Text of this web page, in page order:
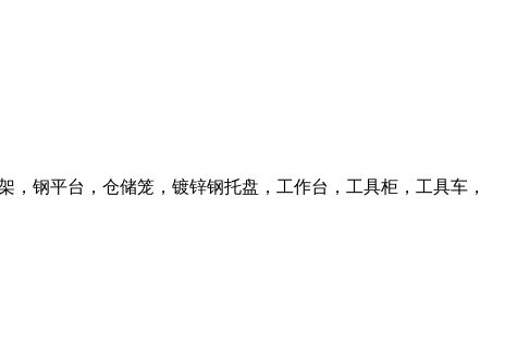
，钢平台，仓储笼，镀锌钢托盘，工作台，工具柜，工具车，